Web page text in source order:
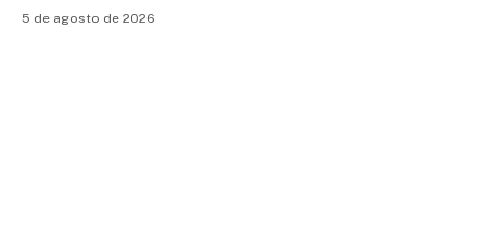
5 de agosto de 2026